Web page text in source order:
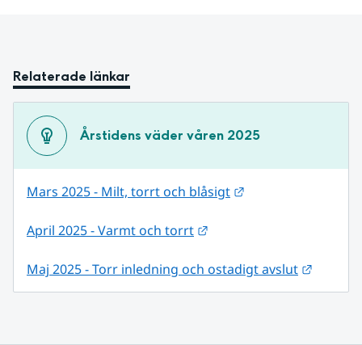
Relaterade länkar
Årstidens väder våren 2025
Mars 2025 - Milt, torrt och blåsigt
April 2025 - Varmt och torrt
Maj 2025 - Torr inledning och ostadigt avslut